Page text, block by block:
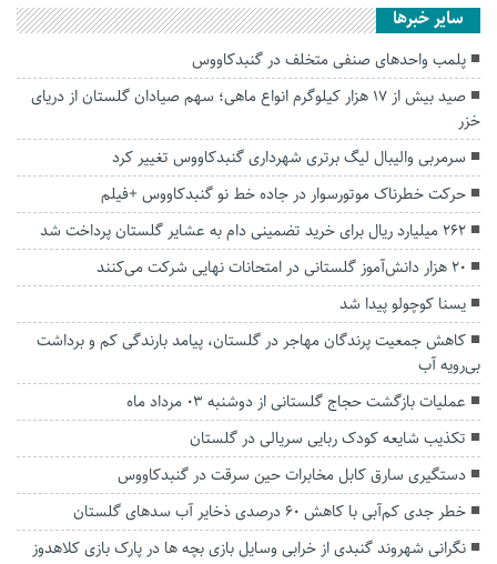
سایر خبرها
پلمب واحد‌های صنفی متخلف در گنبدکاووس
صید بیش از ۱۷ هزار کیلوگرم انواع ماهی؛ سهم صیادان گلستان از دریای
خزر
سرمربی والیبال لیگ برتری شهرداری گنبدکاووس تغییر کرد
حرکت خطرناک موتورسوار در جاده خط نو گنبدکاووس +فیلم
۲۶۲ میلیارد ریال برای خرید تضمینی دام به عشایر گلستان پرداخت شد
۲۰ هزار دانش‌آموز گلستانی در امتحانات نهایی شرکت می‌کنند
یسنا کوچولو پیدا شد
کاهش جمعیت پرندگان مهاجر در گلستان، پیامد بارندگی‌ کم و برداشت
بی‌رویه آب
عملیات بازگشت حجاج گلستانی از دوشنبه ۰۳ مرداد ماه
تکذیب شایعه کودک ربایی سریالی در گلستان
دستگیری سارق کابل مخابرات حین سرقت در گنبدکاووس
خطر جدی کم‌آبی با کاهش ۶۰ درصدی ذخایر آب سدهای گلستان
نگرانی شهروند گنبدی از خرابی وسایل بازی بچه ها در پارک بازی کلاهدوز